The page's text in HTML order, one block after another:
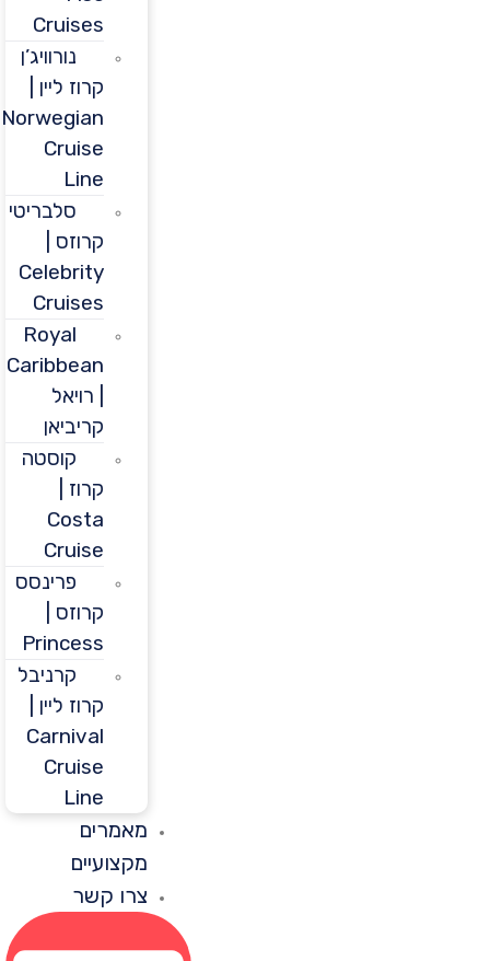
Cruises
נורוויג’ן
קרוז ליין |
Norwegian
Cruise
סלבריטי
קרוזס |
Celebrity
Cruises
Royal
Caribbean
קריביאן
קוסטה
Costa
Cruise
פרינסס
קרוזס |
Princess
קרניבל
קרוז ליין |
Carnival
Cruise
מאמרים
מקצועיים
צרו קשר